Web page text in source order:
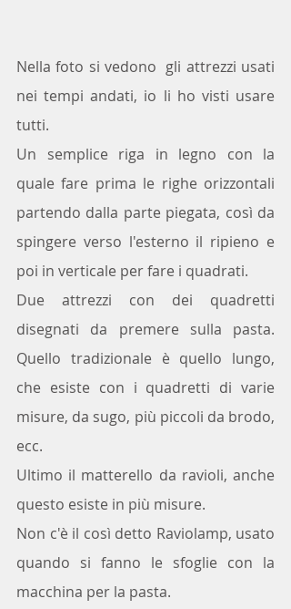
Nella foto si vedono  gli attrezzi usati
nei tempi andati, io li ho visti usare
tutti.
Un semplice riga in legno con la
quale fare prima le righe orizzontali
partendo dalla parte piegata, così da
spingere verso l'esterno il ripieno e
poi in verticale per fare i quadrati.
Due attrezzi con dei quadretti
disegnati da premere sulla pasta.
Quello tradizionale è quello lungo,
che esiste con i quadretti di varie
misure, da sugo, più piccoli da brodo,
ecc.
Ultimo il matterello da ravioli, anche
questo esiste in più misure.
Non c'è il così detto Raviolamp, usato
quando si fanno le sfoglie con la
macchina per la pasta.